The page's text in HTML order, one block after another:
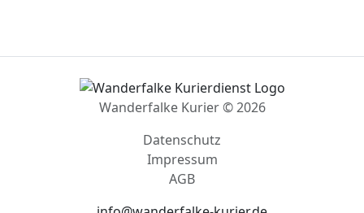
Wanderfalke Kurier © 2026
Impressum
AGB